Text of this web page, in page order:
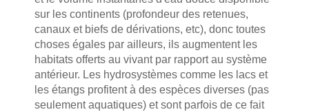
sur les continents (profondeur des retenues,
canaux et biefs de dérivations, etc), donc toutes
choses égales par ailleurs, ils augmentent les
habitats offerts au vivant par rapport au système
antérieur. Les hydrosystèmes comme les lacs et
les étangs profitent à des espèces diverses (pas
seulement aquatiques) et sont parfois de ce fait